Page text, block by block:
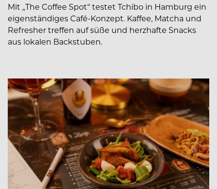
Mit „The Coffee Spot“ testet Tchibo in Hamburg ein
eigenständiges Café-Konzept. Kaffee, Matcha und
Refresher treffen auf süße und herzhafte Snacks
aus lokalen Backstuben.